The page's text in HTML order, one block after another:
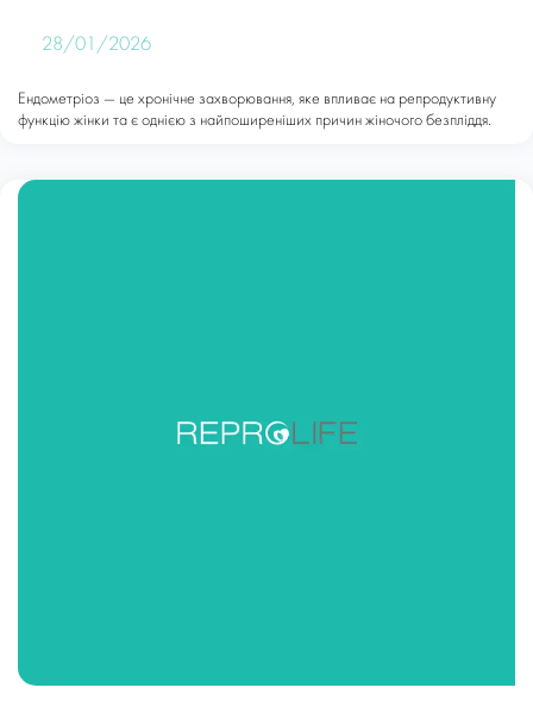
28/01/2026
Ендометріоз — це хронічне захворювання, яке впливає на репродуктивну
функцію жінки та є однією з найпоширеніших причин жіночого безпліддя.